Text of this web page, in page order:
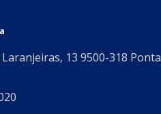
13 9500-318 Ponta